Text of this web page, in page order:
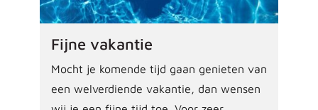
Fijne vakantie
Mocht je komende tijd gaan genieten van
een welverdiende vakantie, dan wensen